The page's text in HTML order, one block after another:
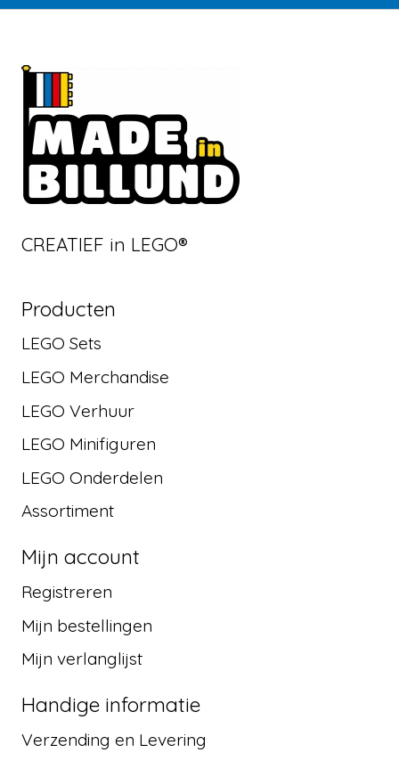
CREATIEF in LEGO®
Producten
LEGO Sets
LEGO Merchandise
LEGO Verhuur
LEGO Minifiguren
LEGO Onderdelen
Assortiment
Mijn account
Registreren
Mijn bestellingen
Mijn verlanglijst
Handige informatie
Verzending en Levering